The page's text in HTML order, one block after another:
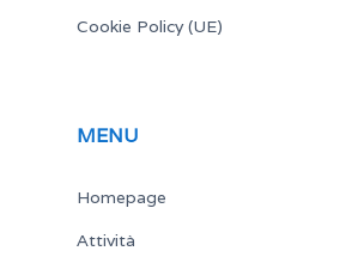
Cookie Policy (UE)
MENU
Homepage
Attività